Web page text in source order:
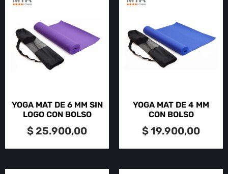
YOGA MAT DE 6 MM SIN
LOGO CON BOLSO
$25.900,00
YOGA MAT DE 4 MM
CON BOLSO
$19.900,00